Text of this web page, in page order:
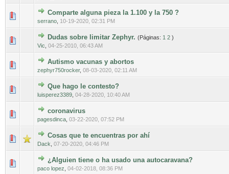
Comparte alguna pieza la 1.100 y la 750 ?
serrano 10-19-2020, 02:31 PM
0 voto(s) - Media 0 de 5
1234 5
Dudas sobre limitar Zephyr. (Páginas: 1 2 )
Vic 04-25-2010, 06:43 AM
0 voto(s) - Media 0 de 5
1 2345
Autismo vacunas y abortos
zephyr750rocker, 08-03-2020, 02:11 AM
0 voto(s) - Media 0 de 5
1 2345
Que hago le contesto?
luisperez3389 04-28-2020, 10:40 AM
0 voto(s) - Media 0 de 5
1234
coronavirus
pagesdinca 03-22-2020, 07:52 PM
0 voto(s) - Media 0 de 5
Cosas que te encuentras por ahí
Dack 07-20-2020, 04:46 PM
0 voto(s) - Media 0 de 5
12345
¿Alguien tiene o ha usado una autocaravana?
paco lopez 04-02-2018, 08:36 PM
0 voto(s) - Media 0 de 5
12345